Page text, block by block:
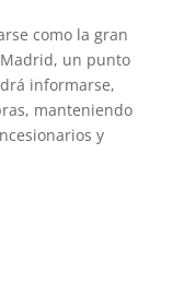
como la gran
un punto
informarse,
manteniendo
y